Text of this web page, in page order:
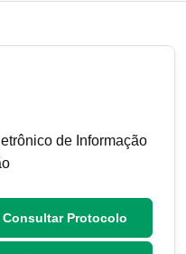
de Informação
Consultar Protocolo